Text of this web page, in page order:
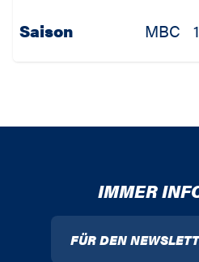
Saison MBC
IMMER
FÜR DEN